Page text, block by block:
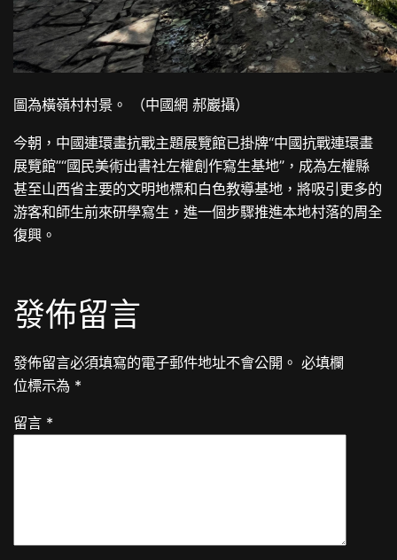
圖為橫嶺村村景。 （中國網 郝巖攝）
今朝，中國連環畫抗戰主題展覽館已掛牌“中國抗戰連環畫
展覽館”“國民美術出書社左權創作寫生基地”，成為左權縣
甚至山西省主要的文明地標和白色教導基地，將吸引更多的
游客和師生前來研學寫生，進一個步驟推進本地村落的周全
復興。
發佈留言
發佈留言必須填寫的電子郵件地址不會公開。 必填欄
位標示為 *
留言 *